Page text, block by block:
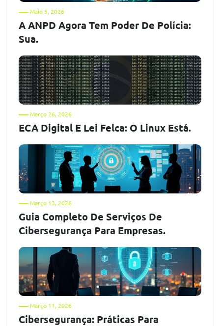
Maio 5, 2026
A ANPD Agora Tem Poder De Polícia:
Sua.
Março 26, 2026
ECA Digital E Lei Felca: O Linux Está.
Março 13, 2026
Guia Completo De Serviços De
Cibersegurança Para Empresas.
Março 11, 2026
Cibersegurança: Práticas Para